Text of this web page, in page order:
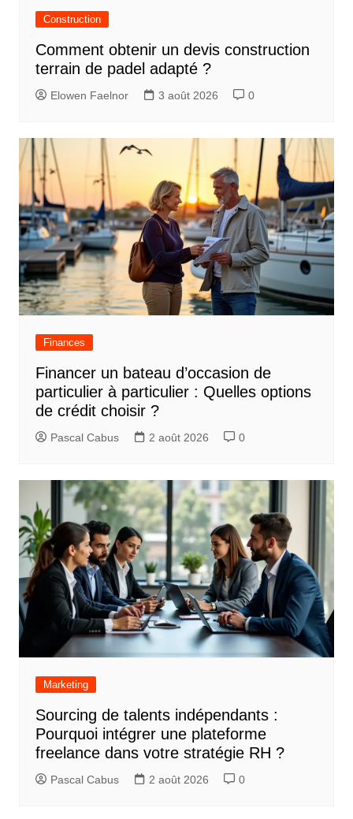
Construction
Comment obtenir un devis construction
terrain de padel adapté ?
Elowen Faelnor 3 août 2026 0
Finances
Financer un bateau d’occasion de
particulier à particulier : Quelles options
de crédit choisir ?
Pascal Cabus 2 août 2026 0
Marketing
Sourcing de talents indépendants :
Pourquoi intégrer une plateforme
freelance dans votre stratégie RH ?
Pascal Cabus 2 août 2026 0